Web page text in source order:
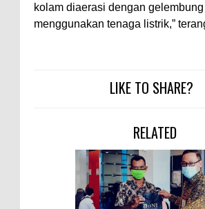
kolam diaerasi dengan
menggunakan tenaga listrik,”
LIKE TO SHARE?
RELATED